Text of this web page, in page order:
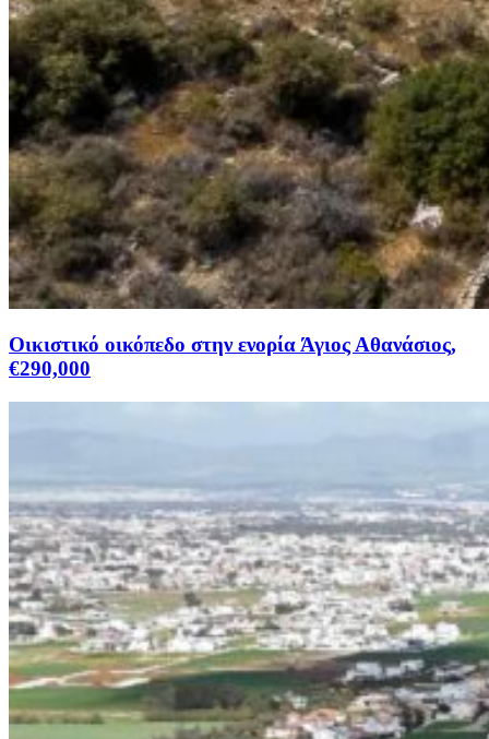
Οικιστικό οικόπεδο στην ενορία Άγιος Αθανάσιος,
€290,000